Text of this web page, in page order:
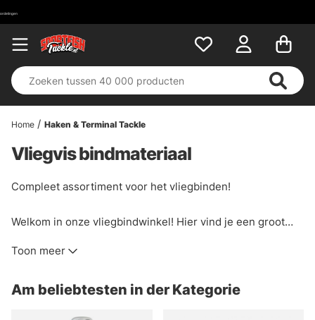
Home Haken & Terminal Tackle
Vliegvis bindmateriaal
Compleet assortiment voor het vliegbinden!
Welkom in onze vliegbindwinkel! Hier vind je een groot
vliegbinden. Wij verkopen alleen materialen die we zelf
Toon meer
Am beliebtesten in der Kategorie